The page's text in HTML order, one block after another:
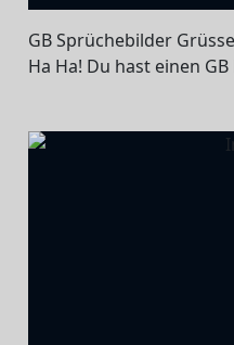
GB Sprüchebilder Grüsse
Ha Ha! Du hast einen